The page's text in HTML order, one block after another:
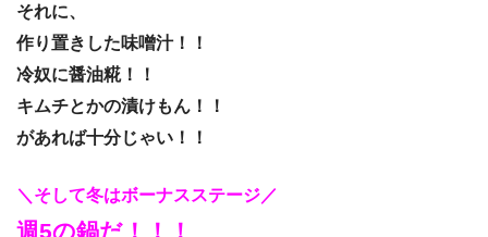
それに、
作り置きした味噌汁！！
冷奴に醤油糀！！
キムチとかの漬けもん！！
があれば十分じゃい！！
＼そして冬はボーナスステージ／
週5の鍋だ！！！